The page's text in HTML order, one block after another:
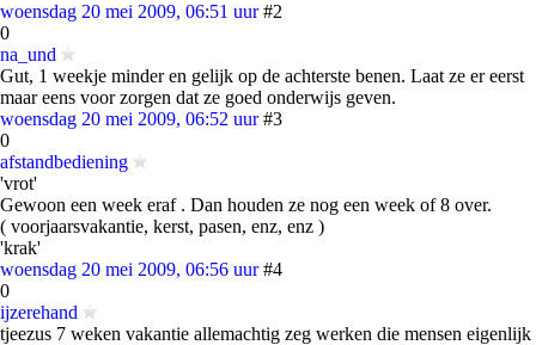
woensdag 20 mei 2009, 06:51 uur #2
0
na_und
Gut, 1 weekje minder en gelijk op de achterste benen. Laat ze er eerst
maar eens voor zorgen dat ze goed onderwijs geven.
woensdag 20 mei 2009, 06:52 uur #3
0
afstandbediening
'vrot'
Gewoon een week eraf . Dan houden ze nog een week of 8 over.
( voorjaarsvakantie, kerst, pasen, enz, enz )
'krak'
woensdag 20 mei 2009, 06:56 uur #4
0
ijzerehand
tjeezus 7 weken vakantie allemachtig zeg werken die mensen eigenlijk